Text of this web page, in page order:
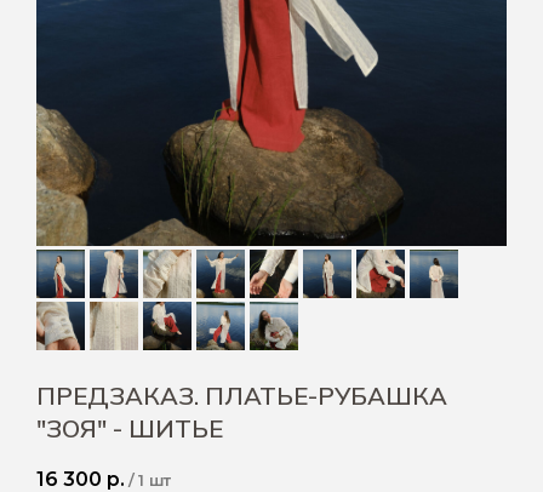
ПРЕДЗАКАЗ. ПЛАТЬЕ-РУБАШКА
"ЗОЯ" - ШИТЬЕ
16 300 р. / 1 шт